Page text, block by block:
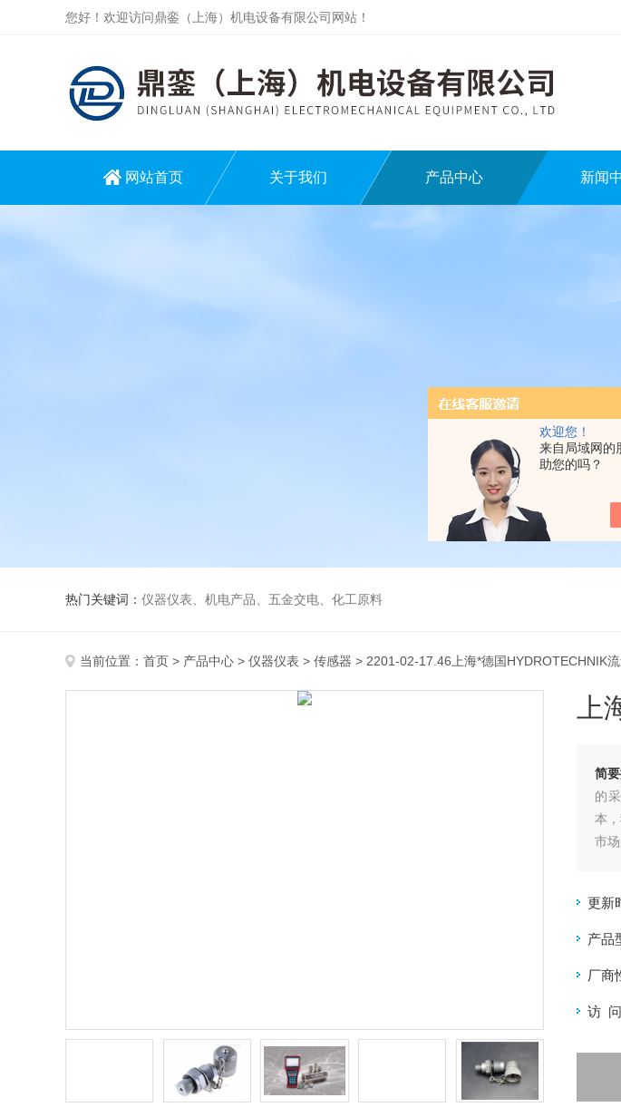
欢迎您！
来自局域网的
助您的吗？
您好！欢迎访问鼎銮（上海）机电设备有限公司网站！
网站首页 关于我们 产品中心 新闻
热门关键词： 仪器仪表、机电产品、五金交电、化工原料
当前位置： 首页 > 产品中心 > 仪器仪表 > 传感器 > 2201-02-17.46上海*德国HYDROTECHNIK
简
的
本
市
更新
产品
厂商
访